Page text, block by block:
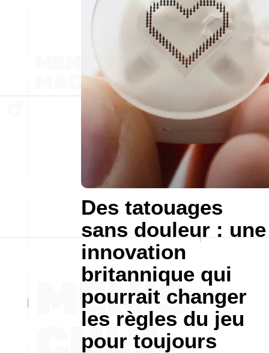
Des tatouages
sans douleur : une
innovation
britannique qui
pourrait changer
les règles du jeu
pour toujours